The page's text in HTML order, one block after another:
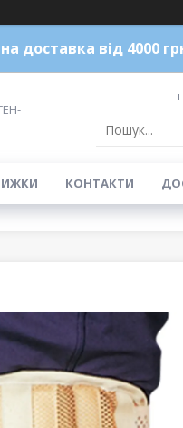
доставка від 4000
КОНТАКТИ